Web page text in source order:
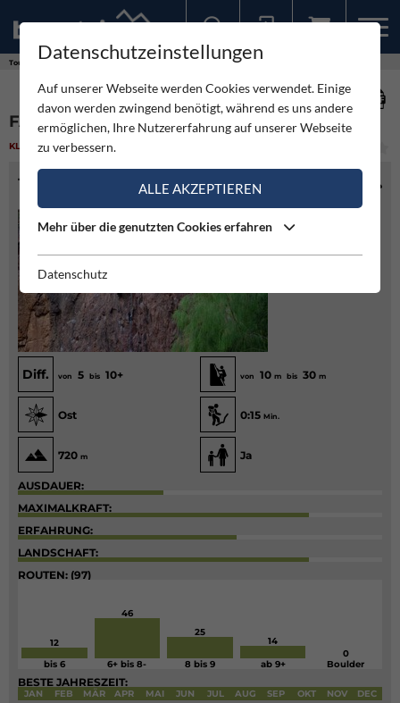
Touren
FATAGA - GRAN CANARIA
KLETTERGARTEN
TOURENINFO
Diff. von 5 bis 10+ von 10 m bis 30 m
Ost 0:15 Min.
720 m Ja
AUSDAUER:
MAXIMALKRAFT:
ERFAHRUNG:
LANDSCHAFT:
ROUTEN: (97)
12
bis 6
46
6+ bis 8-
25
8 bis 9
14
ab 9+
0
Boulder
BESTE JAHRESZEIT:
JAN FEB MÄR APR MAI JUN JUL AUG SEP OKT NOV DEC
Datenschutzeinstellungen
Auf unserer Webseite werden Cookies verwendet. Einige
davon werden zwingend benötigt, während es uns andere
ermöglichen, Ihre Nutzererfahrung auf unserer Webseite
zu verbessern.
ALLE AKZEPTIEREN
Mehr über die genutzten Cookies erfahren
Datenschutz